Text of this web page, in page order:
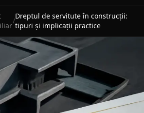
/
Dreptul de servitute în construcții:
tipuri și implicații practice